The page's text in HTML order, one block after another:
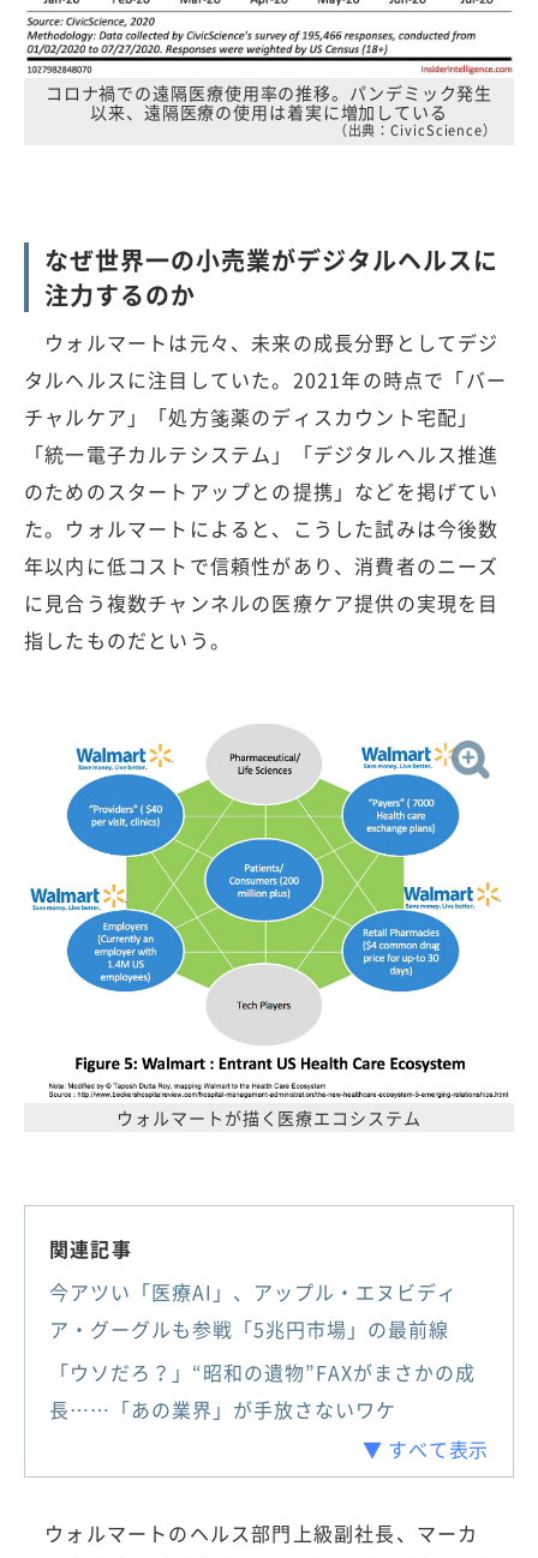
コロナ禍での遠隔医療使用率の推移。パンデミック発生
以来、遠隔医療の使用は着実に増加している
（出典：CivicScience）
なぜ世界一の小売業がデジタルヘルスに
注力するのか
ウォルマートは元々、未来の成長分野としてデジ
タルヘルスに注目していた。2021年の時点で「バー
チャルケア」「処方箋薬のディスカウント宅配」
「統一電子カルテシステム」「デジタルヘルス推進
のためのスタートアップとの提携」などを掲げてい
た。ウォルマートによると、こうした試みは今後数
年以内に低コストで信頼性があり、消費者のニーズ
に見合う複数チャンネルの医療ケア提供の実現を目
指したものだという。
ウォルマートが描く医療エコシステム
関連記事
今アツい「医療AI」、アップル・エヌビディ
ア・グーグルも参戦「5兆円市場」の最前線
「ウソだろ？」“昭和の遺物”FAXがまさかの成
長……「あの業界」が手放さないワケ
▼ すべて表示
ウォルマートのヘルス部門上級副社長、マーカ